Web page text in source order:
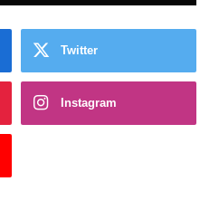
Twitter
Instagram